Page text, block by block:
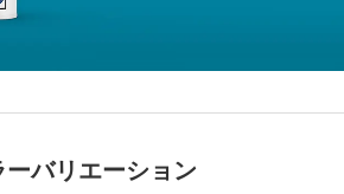
ーバリエーション